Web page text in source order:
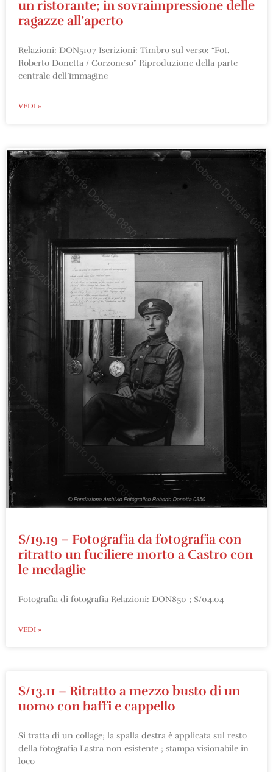
un ristorante; in sovraimpressione delle
ragazze all’aperto
Relazioni: DON5107 Iscrizioni: Timbro sul verso: “Fot.
Roberto Donetta / Corzoneso” Riproduzione della parte
centrale dell’immagine
VEDI »
S/19.19 – Fotografia da fotografia con
ritratto un fuciliere morto a Castro con
le medaglie
Fotografia di fotografia Relazioni: DON850 ; S/04.04
VEDI »
S/13.11 – Ritratto a mezzo busto di un
uomo con baffi e cappello
Si tratta di un collage; la spalla destra è applicata sul resto
della fotografia Lastra non esistente ; stampa visionabile in
loco